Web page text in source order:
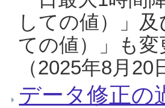
しての値）」
ての値）」も
（2025年8月20
データ修正の